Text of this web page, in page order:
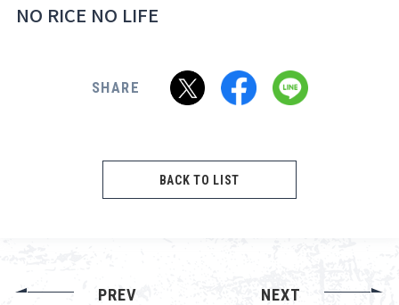
About
Chronicle
NO RICE NO LIFE
SHARE
BACK TO LIST
PREV NEXT